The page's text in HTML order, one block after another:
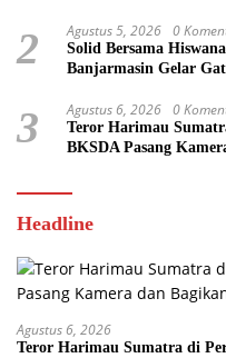
2 Agustus 5, 2026 0
Solid Bersama
Banjarmasin Gelar
3 Agustus 6, 2026 0
Teror Harimau
BKSDA Pasang
Headline
Agustus 6, 2026
Teror Harimau Sumatra di